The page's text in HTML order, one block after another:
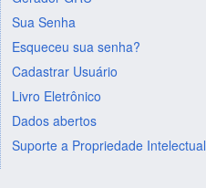
Sua Senha
Esqueceu sua senha?
Cadastrar Usuário
Livro Eletrônico
Dados abertos
Suporte a Propriedade Intelectual